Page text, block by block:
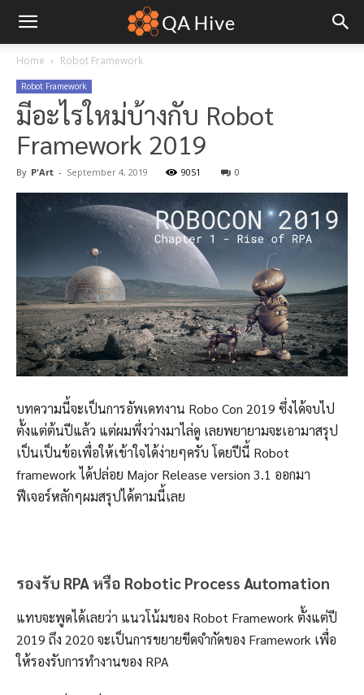
Home Robot Framework
Robot Framework
มีอะไรใหม่บ้างกับ Robot
Framework 2019
By P'Art - September 4, 2019 9051 0
บทความนี้จะเป็นการอัพเดทงาน Robo Con 2019 ซึ่งได้จบไป
ตั้งแต่ต้นปีแล้ว แต่ผมพึ่งว่างมาไล่ดู เลยพยายามจะเอามาสรุป
เป็นเป็นข้อเพื่อให้เข้าใจได้ง่ายๆครับ โดยปีนี้ Robot
framework ได้ปล่อย Major Release version 3.1 ออกมา
ฟีเจอร์หลักๆผมสรุปได้ตามนี้เลย
รองรับ RPA หรือ Robotic Process Automation
แทบจะพูดได้เลยว่า แนวโน้มของ Robot Framework ตั้งแต่ปี
2019 ถึง 2020 จะเป็นการขยายขีดจำกัดของ Framework เพื่อ
ให้รองรับการทำงานของ RPA